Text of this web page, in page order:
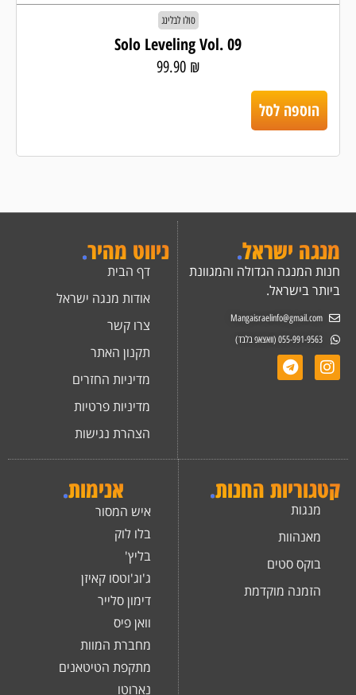
סולו לבלינג
Solo Leveling Vol. 09
99.90 ₪
הוספה לסל
מנגה ישראל.
חנות המנגה הגדולה והמגוונת
ביותר בישראל.
Mangaisraelinfo@gmail.com
055-991-9563 (וואצאפ בלבד)
ניווט מהיר.
דף הבית
אודות מנגה ישראל
צרו קשר
תקנון האתר
מדיניות החזרים
מדיניות פרטיות
הצהרת נגישות
קטגוריות החנות.
מנגות
מאנהוות
בוקס סטים
הזמנה מוקדמת
אנימות.
איש המסור
בלו לוק
בליץ'
ג'וג'וטסו קאיזן
דימון סלייר
וואן פיס
מחברת המוות
מתקפת הטיטאנים
נארוטו